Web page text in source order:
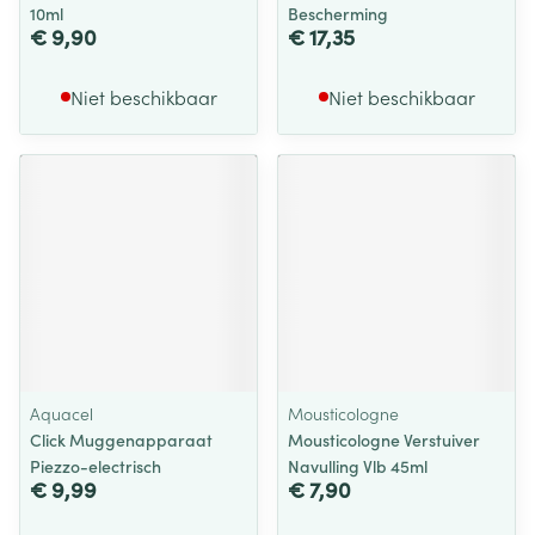
10ml
€ 9,90
Niet beschikbaar
Bescherming
€ 17,35
Niet beschikbaar
Aquacel
Click Muggenapparaat
Piezzo-electrisch
€ 9,99
Mousticologne
Mousticologne Verstuiver
Navulling Vlb 45ml
€ 7,90